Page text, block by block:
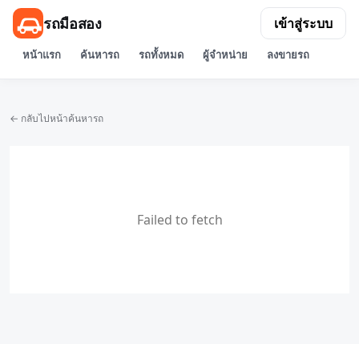
รถมือสอง
หน้าแรก ค้นหารถ รถทั้งหมด ผู้จำหน่าย ลงขายรถ
เข้าสู่ระบบ
← กลับไปหน้าค้นหารถ
Failed to fetch